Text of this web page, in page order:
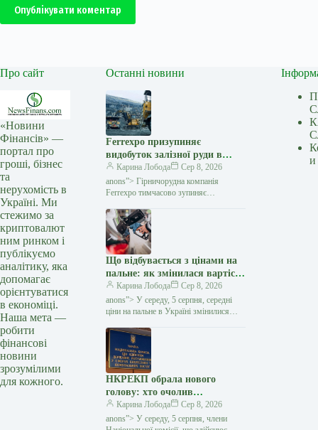
Опублікувати коментар
Про сайт
«Новини
Фінансів» —
портал про
гроші, бізнес
та
нерухомість в
Україні. Ми
стежимо за
криптовалют
ним ринком і
публікуємо
аналітику, яка
допомагає
орієнтуватися
в економіці.
Наша мета —
робити
фінансові
новини
зрозумілими
для кожного.
Останні новини
Ferrexpo призупиняє
видобуток залізної руди в
Україні через проблеми з
експортом — Мінфін
Карина Лобода
Сер 8, 2026
anons”> Гірничорудна компанія
Ferrexpo тимчасово зупиняє
продукції на своїх українських
підприємствах. Причиною стали
проблеми
Що відбувається з цінами на
пальне: як змінилася вартість
бензину, дизеля та газу 5
серпня — Мінфін
Карина Лобода
Сер 8, 2026
anons”> У середу, 5 серпня, середні
ціни на пальне в Україні змінилися
подешевшав на 1 копійку за літр,
бензин А-95, А-92…
НКРЕКП обрала нового
голову: хто очолив
регулятора — Мінфін
Карина Лобода
Сер 8, 2026
anons”> У середу, 5 серпня, члени
и